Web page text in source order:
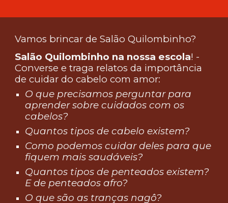
Vamos brincar de Salão Quilombinho?
Salão Quilombinho na nossa escola! -
Converse e traga relatos da importância
de cuidar do cabelo com amor:
O que precisamos perguntar para
aprender sobre cuidados com os
cabelos?
Quantos tipos de cabelo existem?
Como podemos cuidar deles para que
fiquem mais saudáveis?
Quantos tipos de penteados existem?
E de penteados afro?
O que são as tranças nagô?